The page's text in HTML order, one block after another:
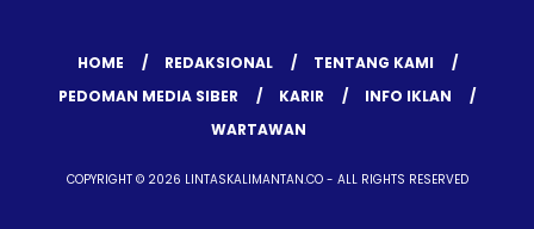
HOME REDAKSIONAL
TENTANG KAMI
PEDOMAN MEDIA SIBER
KARIR
INFO IKLAN
WARTAWAN
COPYRIGHT © 2026 LINTASKALIMANTAN.CO - ALL RIGHTS RESERVED